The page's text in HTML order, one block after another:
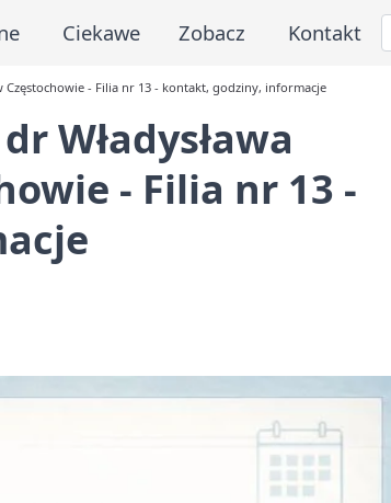
Ciekawe Zobacz Kontakt
Częstochowie - Filia nr 13 - kontakt, godziny, informacje
Władysława
- Filia nr 13 -